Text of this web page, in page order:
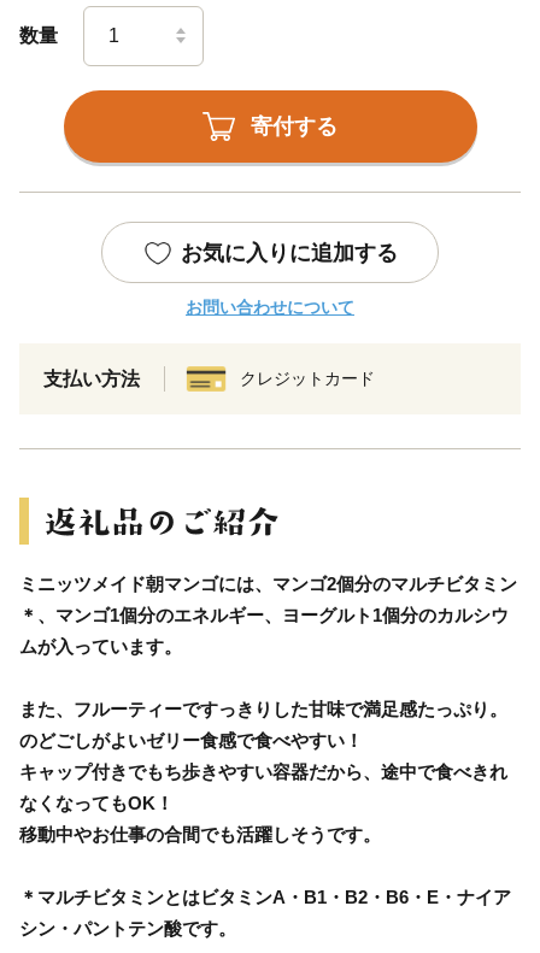
数量
寄付する
お気に入りに追加する
お問い合わせについて
支払い方法 クレジットカード
ミニッツメイド朝マンゴには、マンゴ2個分のマルチビタミン
＊、マンゴ1個分のエネルギー、ヨーグルト1個分のカルシウ
ムが入っています。
また、フルーティーですっきりした甘味で満足感たっぷり。
のどごしがよいゼリー食感で食べやすい！
キャップ付きでもち歩きやすい容器だから、途中で食べきれ
なくなってもOK！
移動中やお仕事の合間でも活躍しそうです。
＊マルチビタミンとはビタミンA・B1・B2・B6・E・ナイア
シン・パントテン酸です。